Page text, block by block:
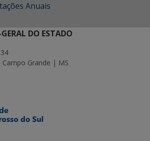
Anuais
DO ESTADO
Campo Grande | MS